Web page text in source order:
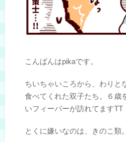
こんばんはpikaです。
ちいちゃいころから、わりと
食べてくれた双子たち。６歳
いフィーバーが訪れてますTT
とくに嫌いなのは、きのこ類。